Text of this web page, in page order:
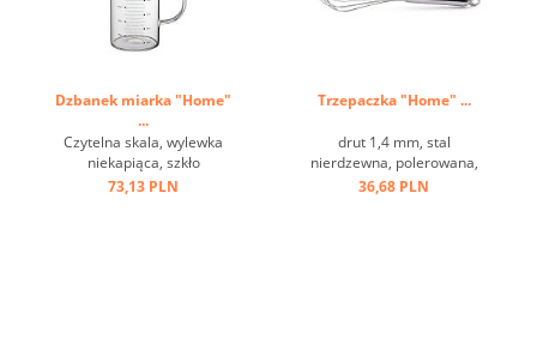
Dzbanek miarka "Home"
...
Czytelna skala, wylewka
niekapiąca, szkło
borokrzemianowe ...
73,13 PLN
Trzepaczka "Home" ...
drut 1,4 mm, stal
nierdzewna, polerowana,
uchwyt z oczkiem ...
36,68 PLN